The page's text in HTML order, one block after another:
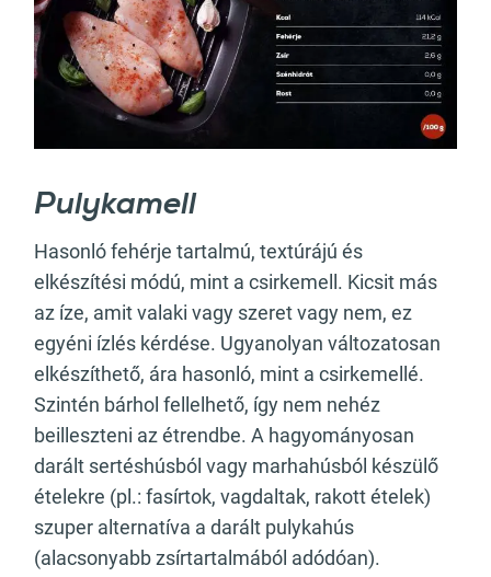
Pulykamell
Hasonló fehérje tartalmú, textúrájú és
elkészítési módú, mint a csirkemell. Kicsit más
az íze, amit valaki vagy szeret vagy nem, ez
egyéni ízlés kérdése. Ugyanolyan változatosan
elkészíthető, ára hasonló, mint a csirkemellé.
Szintén bárhol fellelhető, így nem nehéz
beilleszteni az étrendbe. A hagyományosan
darált sertéshúsból vagy marhahúsból készülő
ételekre (pl.: fasírtok, vagdaltak, rakott ételek)
szuper alternatíva a darált pulykahús
(alacsonyabb zsírtartalmából adódóan).